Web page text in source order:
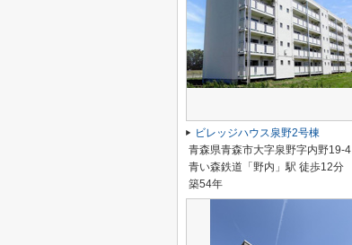
ビレッジハウス泉野2号棟
青森県青森市大字泉野字内野19-4
青い森鉄道「野内」駅 徒歩12分
築54年